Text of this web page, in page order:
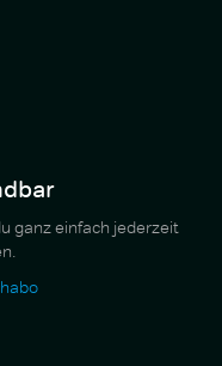
ganz einfach jederzeit